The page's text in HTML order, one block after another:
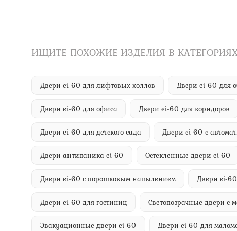
ИЩИТЕ ПОХОЖИЕ ИЗДЕЛИЯ В
Двери ei-60 для лифтовых холлов Двери ei-60 для
Двери ei-60 для офиса Двери ei-60 для коридоров
Двери ei-60 для детского сада Двери ei-60 с
Двери антипаника ei-60 Остекленные двери ei-60
Двери ei-60 с порошковым напылением Двери ei-
Двери ei-60 для гостиниц Светопозрачные двери с
Эвакуационные двери ei-60 Двери ei-60 для